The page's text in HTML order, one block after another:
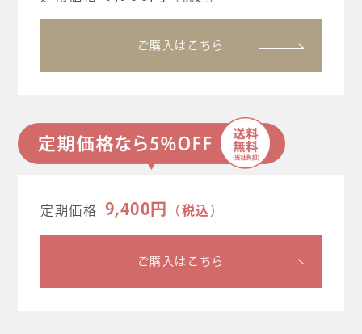
ご購入はこちら
定期価格 9,400円 （税込）
ご購入はこちら